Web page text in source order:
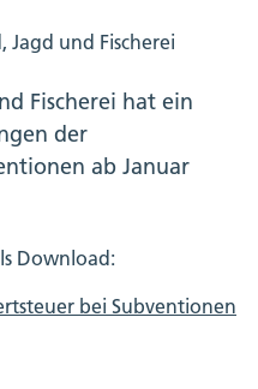
und Fischerei
Fischerei hat ein
der
ab Januar
Download:
bei Subventionen